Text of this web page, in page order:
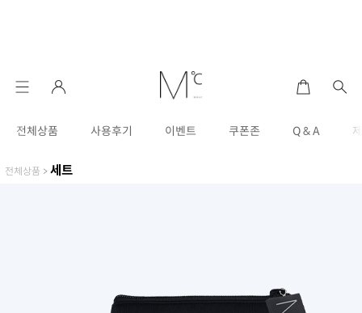
전체상품 사용후기 이벤트 쿠폰존 Q & A
전체상품 > 세트